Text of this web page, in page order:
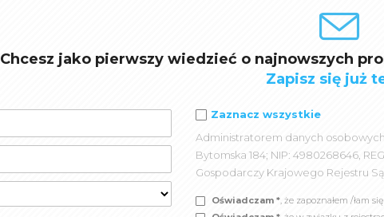
Chcesz jako pierwszy wiedzieć o najnowszych
Zapisz się już
Zaznacz wszystkie
Administratorem danych osobowych
Bytomska 184; NIP: 4980268646,
Gospodarczy Krajowego Rejestru
Oświadczam *, że zapoznałem /łam